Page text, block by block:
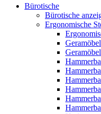
Bürotische
Bürotische
Ergonomische